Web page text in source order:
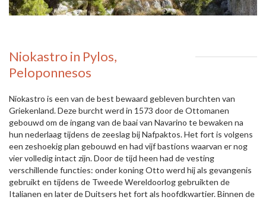
Niokastro in Pylos,
Peloponnesos
Niokastro is een van de best bewaard gebleven burchten van
Griekenland. Deze burcht werd in 1573 door de Ottomanen
gebouwd om de ingang van de baai van Navarino te bewaken na
hun nederlaag tijdens de zeeslag bij Nafpaktos. Het fort is volgens
een zeshoekig plan gebouwd en had vijf bastions waarvan er nog
vier volledig intact zijn. Door de tijd heen had de vesting
verschillende functies: onder koning Otto werd hij als gevangenis
gebruikt en tijdens de Tweede Wereldoorlog gebruikten de
Italianen en later de Duitsers het fort als hoofdkwartier. Binnen de